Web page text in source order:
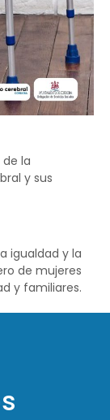
la
y sus
igualdad y la
de mujeres
y familiares.